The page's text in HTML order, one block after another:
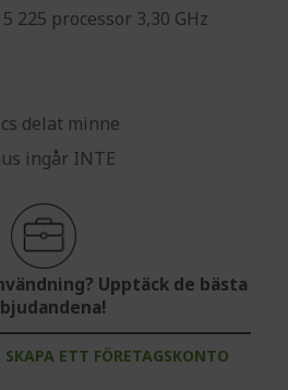
processor 3,30 GHz
delat minne
ingår INTE
Upptäck de bästa
SKAPA ETT FÖRETAGSKONTO